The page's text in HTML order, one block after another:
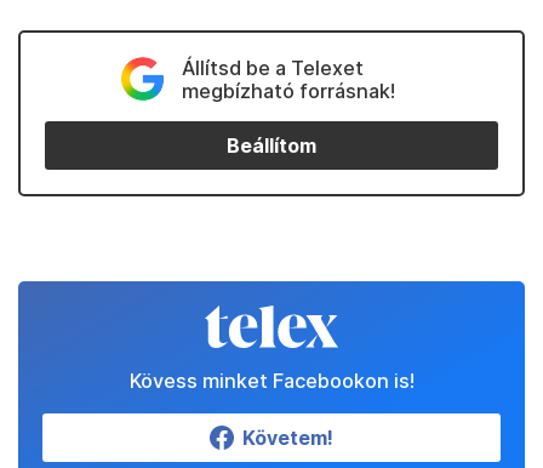
Állítsd be a Telexet
megbízható forrásnak!
Beállítom
Kövess minket Facebookon is!
Követem!